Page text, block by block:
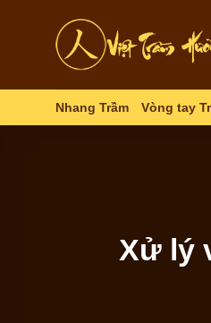
Nhang Trầm Vòng tay
Xử lý